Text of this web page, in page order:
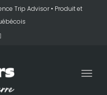
Trip Advisor • Produit et